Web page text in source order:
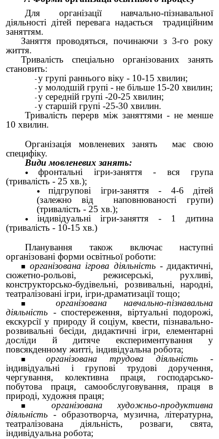
Для організації навчально-пізнавальної
діяльності дітей перевага надається традиційним
заняттям.
Заняття проводяться, починаючи з 3-го року
життя.
Тривалість спеціально організованих занять
становить:
у групі раннього віку - 10-15 хвилин;
у молодшій групі - не більше 15-20 хвилин;
у середній групі -20-25 хвилин;
у старшій групі -25-30 хвилин.
Тривалість перерв між заняттями - не менше
10 хвилин.
Організація мовленевих занять має свою
специфіку.
Види мовленевих занять:
фронтальні ігри-заняття - вся група
(тривалість - 25 хв.);
підгрупові ігри-заняття - 4-6 дітей
(залежно від наповнюваності групи)
(тривалість - 25 хв.);
індивідуальні ігри-заняття - 1 дитина
(тривалість - 10-15 хв.)
Планування також включає наступні
організовані форми освітньої роботи:
організована ігрова діяльність - дидактичні,
сюжетно-рольові, режисерські, рухливі,
конструкторсько-будівельні, розвивальні, народні,
театралізовані ігри, ігри-драматизації тощо;
організована навчально-пізнавальна
діяльність - спостереження, віртуальні подорожі,
екскурсії у природу й соціум, квести, пізнавально-
розвивальні бесіди, дидактичні ігри, елементарні
досліди й дитяче експериментування у
повсякденному житті, індивідуальна робота;
організована трудова діяльність -
індивідуальні і групові трудові доручення,
чергування, колективна праця, господарсько-
побутова праця, самообслуговування, праця в
природі, художня праця;
організована художньо-продуктивна
діяльність - образотворча, музична, літературна,
театралізована діяльність, розваги, свята,
індивідуальна робота;